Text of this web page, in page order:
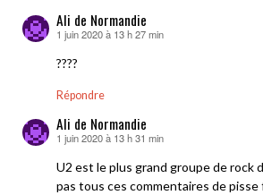
Ali de Normandie
dit :
1 juin 2020 à 13 h 27 min
????
Répondre
Ali de Normandie
dit :
1 juin 2020 à 13 h 31 min
U2 est le plus grand groupe de rock
pas tous ces commentaires de